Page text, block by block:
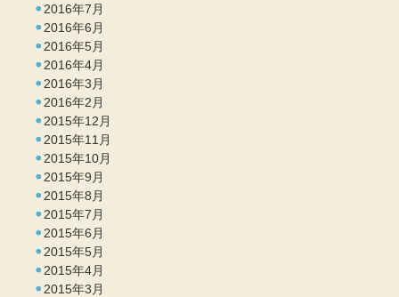
2016年7月
2016年6月
2016年5月
2016年4月
2016年3月
2016年2月
2015年12月
2015年11月
2015年10月
2015年9月
2015年8月
2015年7月
2015年6月
2015年5月
2015年4月
2015年3月